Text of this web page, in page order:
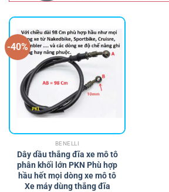
-40%
BENELLI
Dây dầu thắng đĩa xe mô tô
phân khối lớn PKN Phù hợp
hầu hết mọi dòng xe mô tô
Xe máy dùng thắng đĩa